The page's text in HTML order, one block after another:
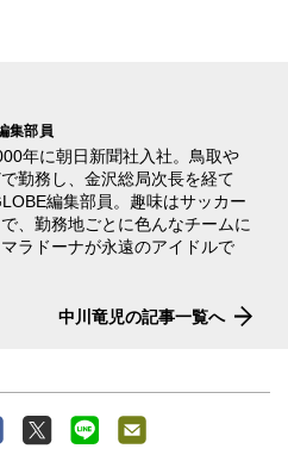
集部員
年に朝日新聞社入社。鳥取や
勤務し、金沢総局次長を経て
編集部員。趣味はサッカー
で、勤務地ごとに色んなチームに
ラドーナが永遠のアイドルで
中川竜児の記事一覧へ